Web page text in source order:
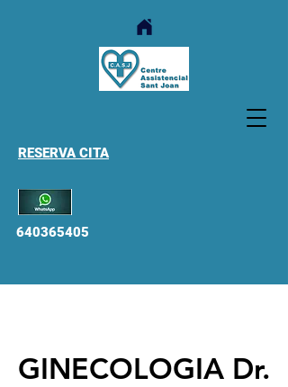
RESERVA CITA
640365405
GINECOLOGIA Dr.